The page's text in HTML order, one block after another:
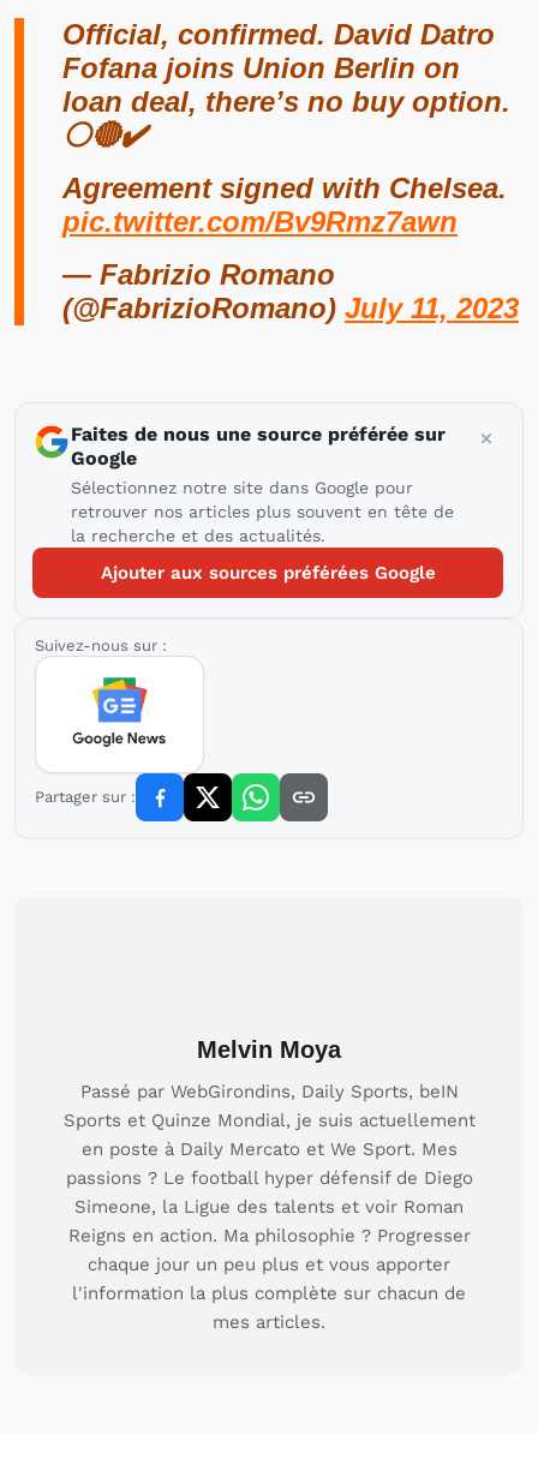
Official, confirmed. David Datro
Fofana joins Union Berlin on
loan deal, there’s no buy option.
⚪️🔴✔️
Agreement signed with Chelsea.
pic.twitter.com/Bv9Rmz7awn
— Fabrizio Romano
(@FabrizioRomano) July 11, 2023
Faites de nous une source préférée sur
Google
Sélectionnez notre site dans Google pour
retrouver nos articles plus souvent en tête de
la recherche et des actualités.
Ajouter aux sources préférées Google
Suivez-nous sur :
Partager sur :
Melvin Moya
Passé par WebGirondins, Daily Sports, beIN
Sports et Quinze Mondial, je suis actuellement
en poste à Daily Mercato et We Sport. Mes
passions ? Le football hyper défensif de Diego
Simeone, la Ligue des talents et voir Roman
Reigns en action. Ma philosophie ? Progresser
chaque jour un peu plus et vous apporter
l'information la plus complète sur chacun de
mes articles.